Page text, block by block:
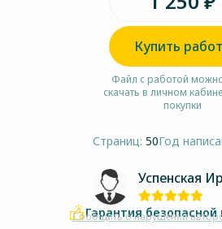
Купить
Файл с работой
скачать в личном
покупки
Страниц: 50Год
Успенская
Сообщить о нарушении
Гарантия безопасной